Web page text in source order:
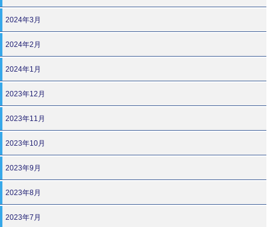
2024年3月
2024年2月
2024年1月
2023年12月
2023年11月
2023年10月
2023年9月
2023年8月
2023年7月